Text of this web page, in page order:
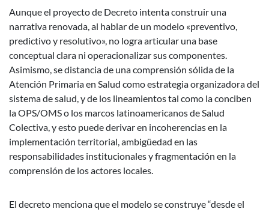
Aunque el proyecto de Decreto intenta construir una
narrativa renovada, al hablar de un modelo «preventivo,
predictivo y resolutivo», no logra articular una base
conceptual clara ni operacionalizar sus componentes.
Asimismo, se distancia de una comprensión sólida de la
Atención Primaria en Salud como estrategia organizadora del
sistema de salud, y de los lineamientos tal como la conciben
la OPS/OMS o los marcos latinoamericanos de Salud
Colectiva, y esto puede derivar en incoherencias en la
implementación territorial, ambigüedad en las
responsabilidades institucionales y fragmentación en la
comprensión de los actores locales.
El decreto menciona que el modelo se construye “desde el